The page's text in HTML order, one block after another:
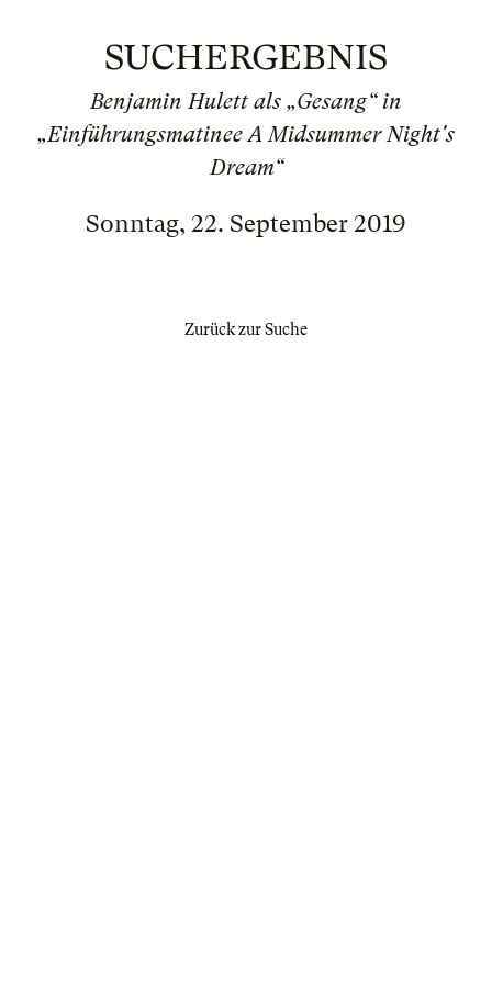
SUCHERGEBNIS
Benjamin Hulett als „Gesang“ in
„Einführungsmatinee A Midsummer Night's
Dream“
Sonntag, 22. September 2019
Zurück zur Suche